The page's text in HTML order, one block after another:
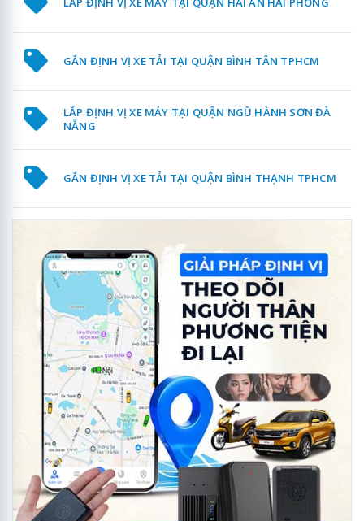
GẮN ĐỊNH VỊ XE TẢI TẠI QUẬN BÌNH TÂN TPHCM
LẮP ĐỊNH VỊ XE MÁY TẠI QUẬN NGŨ HÀNH SƠN ĐÀ
NẴNG
GẮN ĐỊNH VỊ XE TẢI TẠI QUẬN BÌNH THẠNH TPHCM